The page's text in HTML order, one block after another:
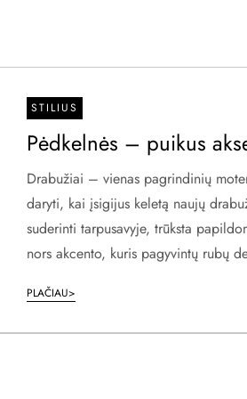
STILIUS
Pėdkelnės – puikus
Drabužiai – vienas pagrindinių
daryti, kai įsigijus keletą naujų
suderinti tarpusavyje, trūksta
nors akcento, kuris pagyvintų rubų
PLAČIAU>